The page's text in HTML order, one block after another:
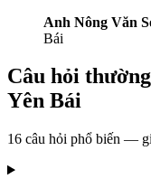
Anh Nông Văn
Bái
Câu hỏi
Yên Bái
16 câu hỏi phổ biến —